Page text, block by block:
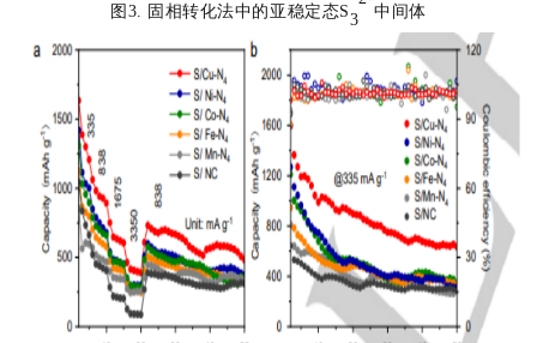
图3. 固相转化法中的亚稳定态S3 中间体